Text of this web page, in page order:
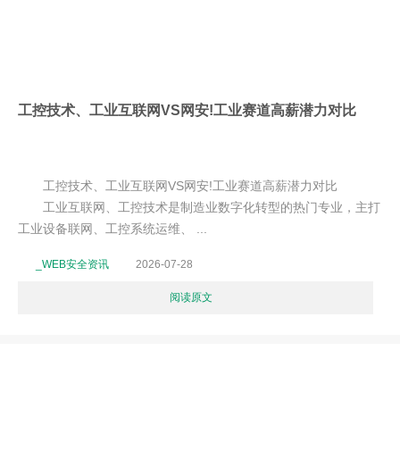
工控技术、工业互联网VS网安!工业赛道高薪潜力对比
工控技术、工业互联网VS网安!工业赛道高薪潜力对比
工业互联网、工控技术是制造业数字化转型的热门专业，主打
工业设备联网、工控系统运维、 ...
_WEB安全资讯 2026-07-28
阅读原文